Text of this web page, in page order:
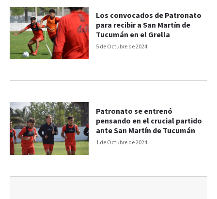
5 de Octubre de 2024
Los convocados de Patronato
para recibir a San Martín de
Tucumán en el Grella
1 de Octubre de 2024
Patronato se entrenó
pensando en el crucial partido
ante San Martín de Tucumán